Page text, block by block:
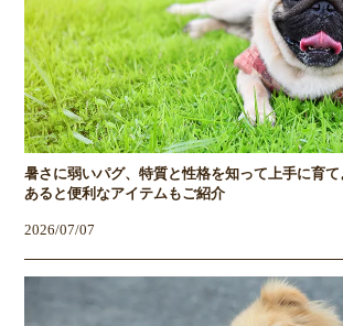
暑さに弱いパグ、特質と性格を知って上手に育
あると便利なアイテムもご紹介
2026/07/07